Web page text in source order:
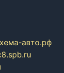
авто.рф